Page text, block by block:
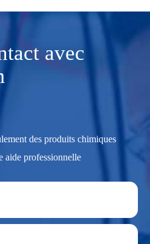
avec
des produits chimiques
aide professionnelle